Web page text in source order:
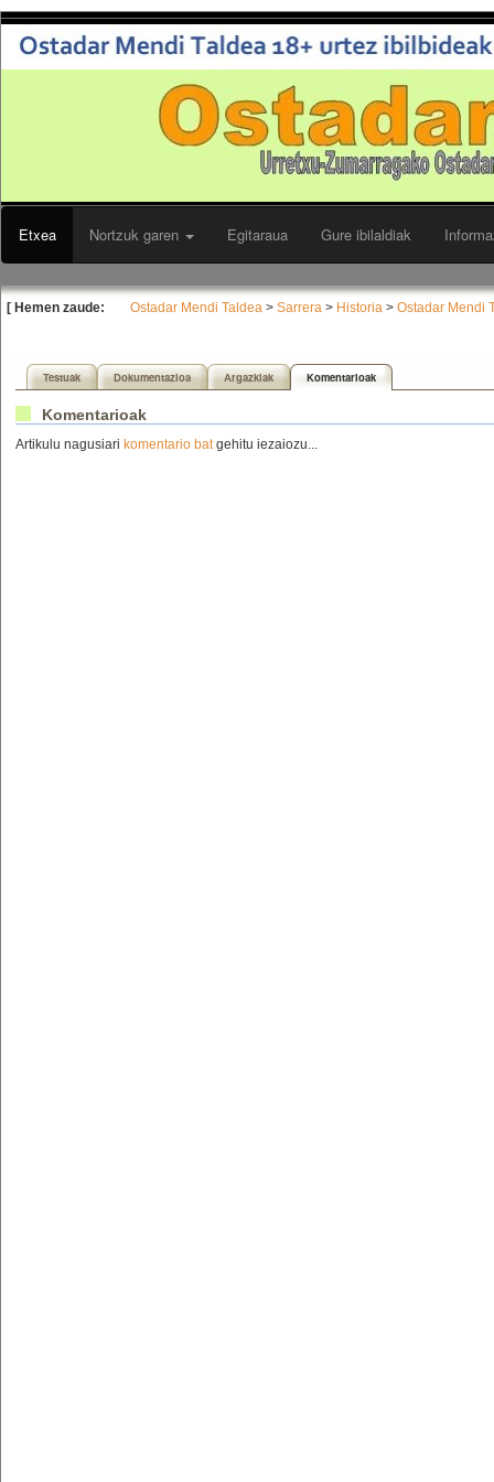
Etxea Nortzuk garen Egitaraua Gure ibilaldiak
[ Hemen zaude: Ostadar Mendi Taldea > Sarrera > Historia > Ostadar Mendi
Testuak Dokumentazioa Argazkiak Komentarioak
Komentarioak
Artikulu nagusiari komentario bat gehitu iezaiozu...